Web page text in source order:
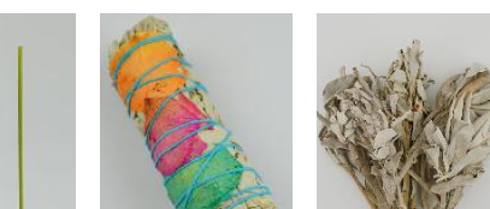
-20%
Agua de Lourdes 1L
€19.92